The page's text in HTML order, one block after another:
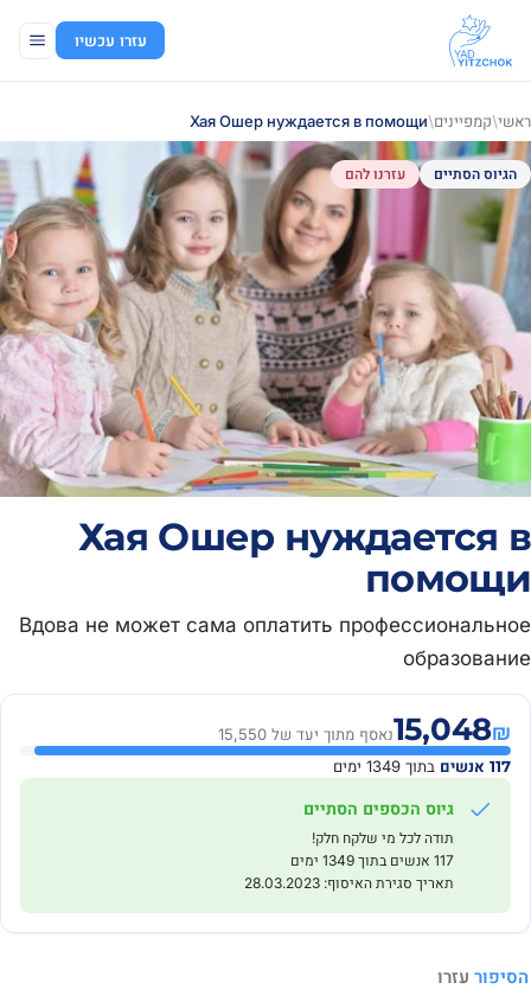
עזרו עכשיו
ראשי/קמפיינים/
Хая Ошер нуждается в помощи
Хая Ошер нуждается в
помощи
Вдова не может сама оплатить профессиональное
образование
הגיוס הסתיים עזרנו להם
הסיפור עזרו
₪
15,048נאסף מתוך יעד של 15,550
117 אנשים
בתוך 1349 ימים
גיוס הכספים הסתיים
תודה לכל מי שלקח חלק!
117 אנשים בתוך 1349 ימים
תאריך סגירת האיסוף: 28.03.2023